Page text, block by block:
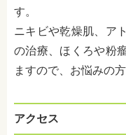
す。
ニキビや乾燥肌、ア
の治療、ほくろや粉
ますので、お悩みの
アクセス